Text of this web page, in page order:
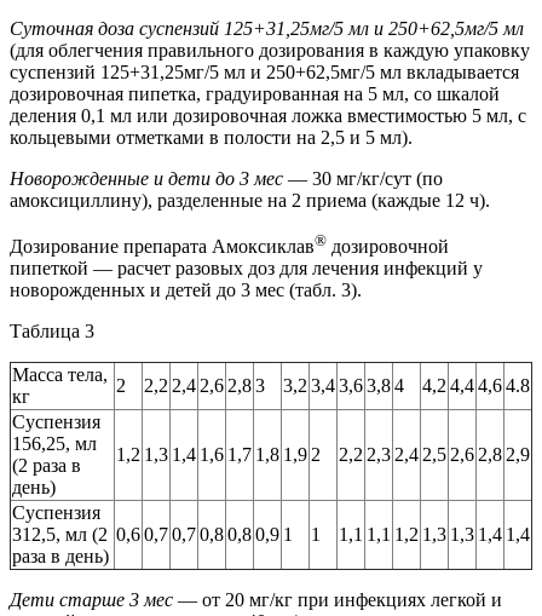
Суточная доза суспензий 125+31,25мг/5 мл и 250+62,5мг/5 мл
(для облегчения правильного дозирования в каждую упаковку
суспензий 125+31,25мг/5 мл и 250+62,5мг/5 мл вкладывается
дозировочная пипетка, градуированная на 5 мл, со шкалой
деления 0,1 мл или дозировочная ложка вместимостью 5 мл, с
кольцевыми отметками в полости на 2,5 и 5 мл).
Новорожденные и дети до 3 мес — 30 мг/кг/сут (по
амоксициллину), разделенные на 2 приема (каждые 12 ч).
Дозирование препарата Амоксиклав® дозировочной
пипеткой — расчет разовых доз для лечения инфекций у
новорожденных и детей до 3 мес (табл. 3).
Таблица 3
Масса тела,
кг
2 2,22,42,62,83 3,23,43,63,84 4,24,44,64.8
Суспензия
156,25, мл
(2 раза в
день)
1,2 1,3 1,4 1,6 1,7 1,8 1,92 2,22,32,42,52,62,82,9
Суспензия
312,5, мл (2
раза в день)
0,60,70,70,80,80,9 1 1 1,1 1,1 1,2 1,3 1,3 1,4 1,4
Дети старше 3 мес — от 20 мг/кг при инфекциях легкой и